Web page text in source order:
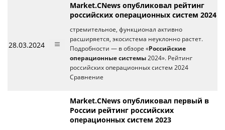
28.03.2024
Market.CNews опубликовал рейтинг
российских операционных систем 2024
стремительное, функционал активно
расширяется, экосистема неуклонно растет.
Подробности — в обзоре «Российские
операционные системы 2024». Рейтинг
российских операционных систем 2024
Сравнение
Market.CNews опубликовал первый в
России рейтинг российских
операционных систем 2023